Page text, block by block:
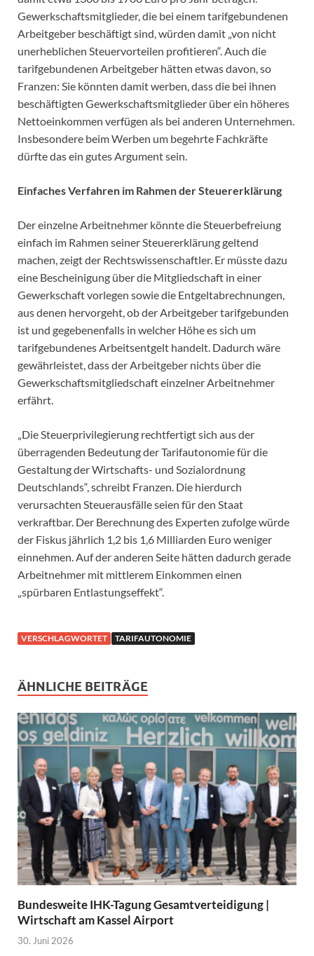
Gewerkschaftsmitglieder, die bei einem tarifgebundenen
Arbeitgeber beschäftigt sind, würden damit „von nicht
unerheblichen Steuervorteilen profitieren“. Auch die
tarifgebundenen Arbeitgeber hätten etwas davon, so
Franzen: Sie könnten damit werben, dass die bei ihnen
beschäftigten Gewerkschaftsmitglieder über ein höheres
Nettoeinkommen verfügen als bei anderen Unternehmen.
Insbesondere beim Werben um begehrte Fachkräfte
dürfte das ein gutes Argument sein.
Einfaches Verfahren im Rahmen der Steuererklärung
Der einzelne Arbeitnehmer könnte die Steuerbefreiung
einfach im Rahmen seiner Steuererklärung geltend
machen, zeigt der Rechtswissenschaftler. Er müsste dazu
eine Bescheinigung über die Mitgliedschaft in einer
Gewerkschaft vorlegen sowie die Entgeltabrechnungen,
aus denen hervorgeht, ob der Arbeitgeber tarifgebunden
ist und gegebenenfalls in welcher Höhe es sich um
tarifgebundenes Arbeitsentgelt handelt. Dadurch wäre
gewährleistet, dass der Arbeitgeber nichts über die
Gewerkschaftsmitgliedschaft einzelner Arbeitnehmer
erfährt.
„Die Steuerprivilegierung rechtfertigt sich aus der
überragenden Bedeutung der Tarifautonomie für die
Gestaltung der Wirtschafts- und Sozialordnung
Deutschlands“, schreibt Franzen. Die hierdurch
verursachten Steuerausfälle seien für den Staat
verkraftbar. Der Berechnung des Experten zufolge würde
der Fiskus jährlich 1,2 bis 1,6 Milliarden Euro weniger
einnehmen. Auf der anderen Seite hätten dadurch gerade
Arbeitnehmer mit mittlerem Einkommen einen
„spürbaren Entlastungseffekt“.
VERSCHLAGWORTET TARIFAUTONOMIE
ÄHNLICHE BEITRÄGE
Bundesweite IHK-Tagung Gesamtverteidigung |
Wirtschaft am Kassel Airport
30. Juni 2026